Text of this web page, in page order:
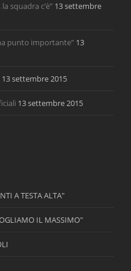
squadra c’è” 13 settembre
punto importante” 13
13 settembre 2015
13 settembre 2015
A TESTA ALTA"
IL MASSIMO"